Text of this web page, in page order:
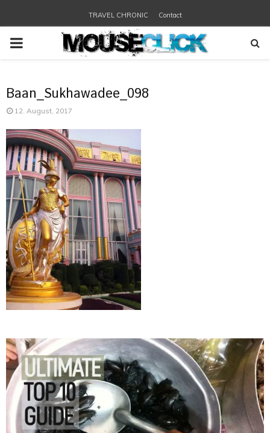
TRAVEL CHRONIC Contact
PRIMARY
Baan_Sukhawadee_098
12. August, 2017